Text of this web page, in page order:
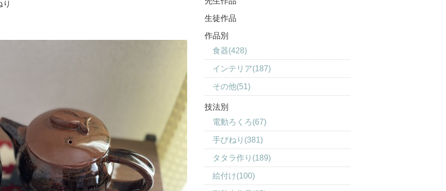
り
生徒作品
作品別
食器(428)
インテリア(187)
その他(51)
技法別
電動ろくろ(67)
手びねり(381)
タタラ作り(189)
絵付け(100)